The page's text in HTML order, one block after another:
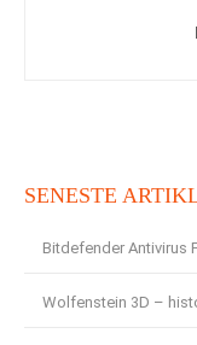
SENESTE
Bitdefender Antivirus
Wolfenstein 3D –